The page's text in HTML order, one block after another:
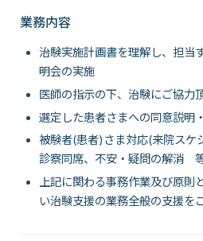
業務内容
治験実施計画書を理解し、担当
明会の実施
医師の指示の下、治験にご協力
選定した患者さまへの同意説明
被験者(患者)さま対応(来院スケ
診察同席、不安・疑問の解消
上記に関わる事務作業及び原則
い治験支援の業務全般の支援を